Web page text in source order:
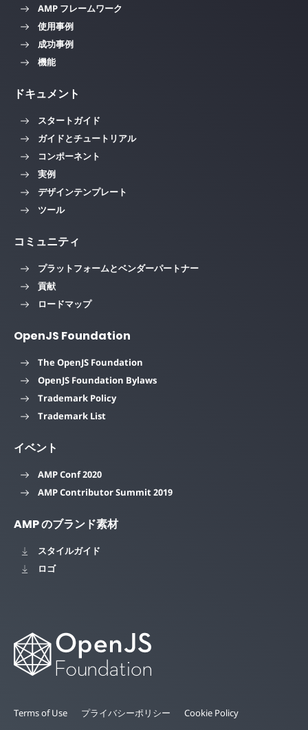
AMP フレームワーク
使用事例
成功事例
機能
ドキュメント
スタートガイド
ガイドとチュートリアル
コンポーネント
実例
デザインテンプレート
ツール
コミュニティ
プラットフォームとベンダーパートナー
貢献
ロードマップ
OpenJS Foundation
The OpenJS Foundation
OpenJS Foundation Bylaws
Trademark Policy
Trademark List
イベント
AMP Conf 2020
AMP Contributor Summit 2019
AMP のブランド素材
スタイルガイド
ロゴ
Terms of Use プライバシーポリシー Cookie Policy